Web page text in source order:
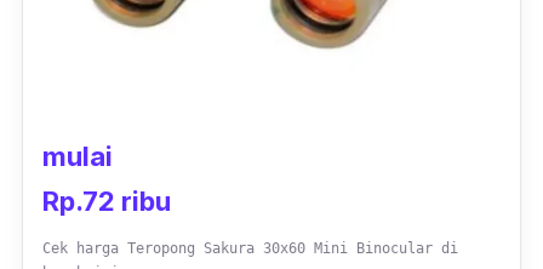
mulai
Rp.72 ribu
Cek harga Teropong Sakura 30x60 Mini Binocular di